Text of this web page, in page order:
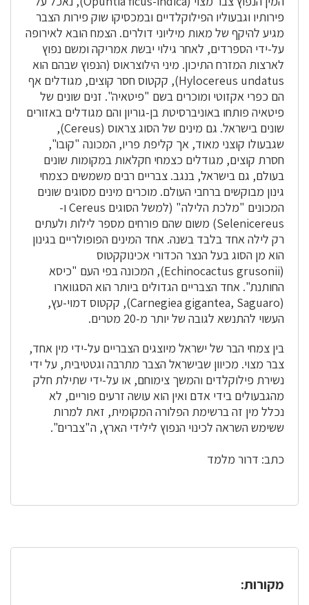
פירותיו וגבעוליו הפילוקלדיים ובמכסיקו שוק פירות הצבר
מגיע להיקף של מאות מיליוני דולרים. הצמח הובא לאירופה
על-ידי הספרדים, לאחר גילוי יבשת אמריקה ומשם נפוץ
לארצות המזרח התיכון. מיני הילוצראוס (הנפוץ שבהם הוא
Hylocereus undatus), קקטוס חסר קוצים, מגודלים אף
הם כפרי אקזוטי ומוכרים בשם "פיטאיה". זנים שונים של
פיטאיה פותחו באוניברסיטת בן-גוריון והם מגודלים באזורים
שונים בישראל. גם מינים של הסוג צראוס (Cereus),
שגבעולו קוצני מאוד, אך קליפת פריו, המכונה "קובו",
חסרת קוצים, מגודלים כצמחי חקלאות במקומות שונים
בעולם, גם בישראל, בנגב. צבריים רבים משמשים כצמחי
גינון מבוקשים ברחבי העולם. מוכרים מינים מסוגים שונים
המכונים "מלכת הלילה" (למשל הסוגים Cereus ו-
Selenicereus) משום שהם פורחים מספר לילות ולעתים
רק לילה אחד בלבד בשנה. אחד המינים הפופולריים בגינון
הוא מן הסוג בעל הנצר הכדורי אכינוקקטוס
(Echinocactus grusonii), המכונה בפי העם "כיסא
החותנת". אחד הצבריים הגדולים ביותר הוא הסגווארו
(Carnegiea gigantea, Saguaro), קקטוס דמוי-עץ,
העשוי להתנשא לגובה של יותר מ-20 מטרים.
בין צמחי הבר של ישראל מיוצגים הצבריים על-ידי מין אחד,
צבר מצוי. מכיוון שבישראל הצבר מתרבה וגטטיבית, על ידי
נשירת פילוקלדים והמשך צימוחם, או על-ידי שתילת חלק
מהגבעולים בידי אדם ואין הוא עושה זרעים פוריים, לא
נכלל מין זה ברשימת הפלורה המקומית, זאת למרות
ששימש השראה לכינוי הנפוץ לילידי הארץ, ה"צברים".
כתב: דרור מלמד
מקורות: